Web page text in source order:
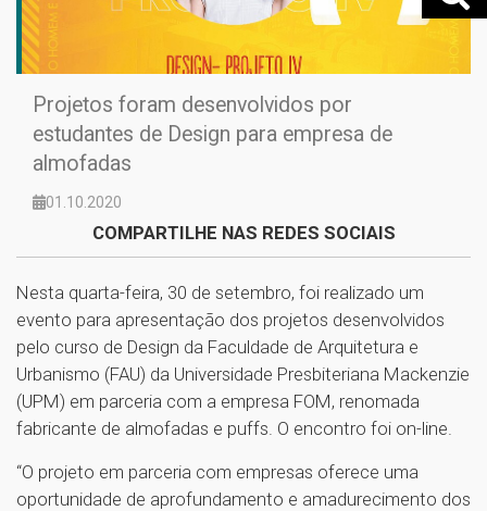
Projetos foram desenvolvidos por
estudantes de Design para empresa de
almofadas
01.10.2020
COMPARTILHE NAS REDES SOCIAIS
Nesta quarta-feira, 30 de setembro, foi realizado um
evento para apresentação dos projetos desenvolvidos
pelo curso de Design da Faculdade de Arquitetura e
Urbanismo (FAU) da Universidade Presbiteriana Mackenzie
(UPM) em parceria com a empresa FOM, renomada
fabricante de almofadas e puffs. O encontro foi on-line.
“O projeto em parceria com empresas oferece uma
oportunidade de aprofundamento e amadurecimento dos